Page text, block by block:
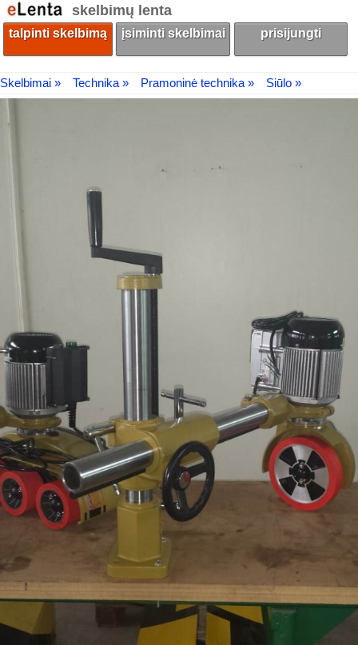
skelbimų lenta
talpinti skelbimą įsiminti skelbimai prisijungti
Skelbimai » Technika » Pramoninė technika » Siūlo »